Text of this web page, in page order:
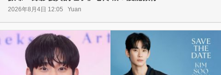
2026年8月4日 12:05 Yuan